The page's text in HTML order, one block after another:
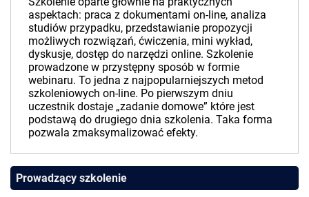
aspektach: praca z dokumentami on-line, analiza
studiów przypadku, przedstawianie propozycji
możliwych rozwiązań, ćwiczenia, mini wykład,
dyskusje, dostęp do narzędzi online. Szkolenie
prowadzone w przystępny sposób w formie
webinaru. To jedna z najpopularniejszych metod
szkoleniowych on-line. Po pierwszym dniu
uczestnik dostaje „zadanie domowe” które jest
podstawą do drugiego dnia szkolenia. Taka forma
pozwala zmaksymalizować efekty.
Prowadzący szkolenie